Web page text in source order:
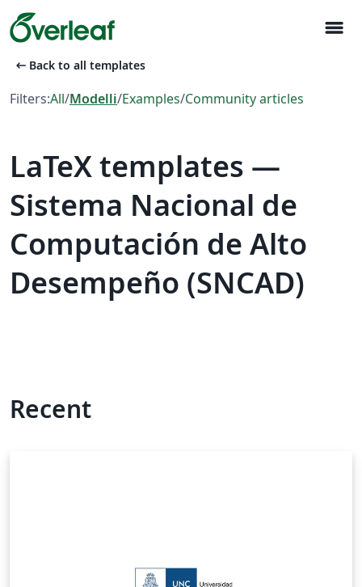
menu
arrow_left_alt Back to all templates
Filters:All/Modelli/Examples/Community articles
LaTeX templates —
Sistema Nacional de
Computación de Alto
Desempeño (SNCAD)
Recent